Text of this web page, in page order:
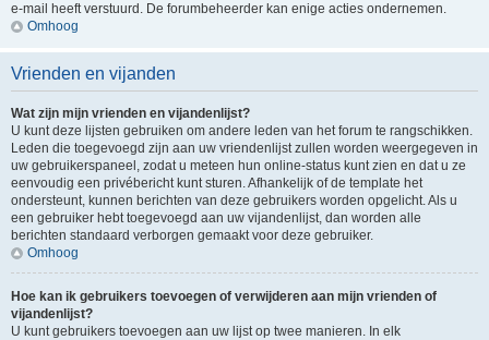
e-mail heeft verstuurd. De forumbeheerder kan enige acties ondernemen.
Omhoog
Vrienden en vijanden
Wat zijn mijn vrienden en vijandenlijst?
U kunt deze lijsten gebruiken om andere leden van het forum te rangschikken.
Leden die toegevoegd zijn aan uw vriendenlijst zullen worden weergegeven in
uw gebruikerspaneel, zodat u meteen hun online-status kunt zien en dat u ze
eenvoudig een privébericht kunt sturen. Afhankelijk of de template het
ondersteunt, kunnen berichten van deze gebruikers worden opgelicht. Als u
een gebruiker hebt toegevoegd aan uw vijandenlijst, dan worden alle
berichten standaard verborgen gemaakt voor deze gebruiker.
Omhoog
Hoe kan ik gebruikers toevoegen of verwijderen aan mijn vrienden of
vijandenlijst?
U kunt gebruikers toevoegen aan uw lijst op twee manieren. In elk